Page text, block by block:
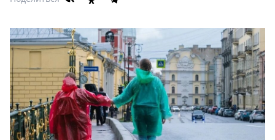
Пресс-
релизы
Metro
Стримы
Спецпроекты
Звезды